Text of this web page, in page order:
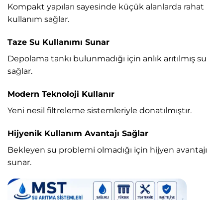
Kompakt yapıları sayesinde küçük alanlarda rahat
kullanım sağlar.
Taze Su Kullanımı Sunar
Depolama tankı bulunmadığı için anlık arıtılmış su
sağlar.
Modern Teknoloji Kullanır
Yeni nesil filtreleme sistemleriyle donatılmıştır.
Hijyenik Kullanım Avantajı Sağlar
Bekleyen su problemi olmadığı için hijyen avantajı
sunar.